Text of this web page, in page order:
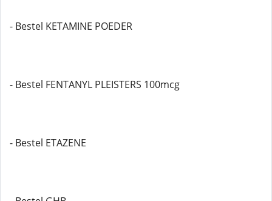
- Bestel KETAMINE POEDER
- Bestel FENTANYL PLEISTERS 100mcg
- Bestel ETAZENE